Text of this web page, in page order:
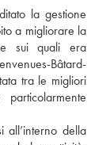
la gestione
a migliorare la
sui quali era
Bâtard-
tra le migliori
all’interno della